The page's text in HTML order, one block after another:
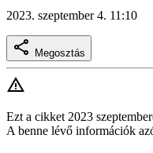
2023. szeptember 4. 11:10
Megosztás
Ezt a cikket 2023
A benne lévő információk